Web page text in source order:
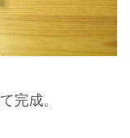
完成。